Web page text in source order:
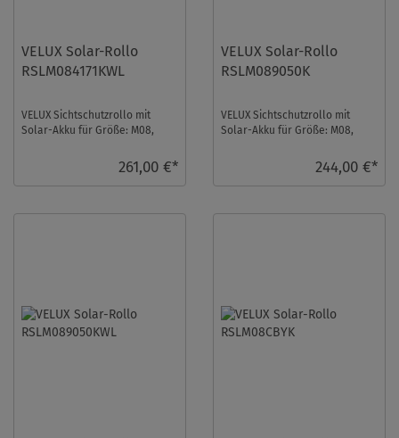
VELUX Solar-Rollo
RSLM084171KWL
VELUX Sichtschutzrollo mit
Solar-Akku für Größe: M08,
261,00 €*
VELUX Solar-Rollo
RSLM089050K
VELUX Sichtschutzrollo mit
Solar-Akku für Größe: M08,
Abdunkelnd, alu Schiene, ...
244,00 €*